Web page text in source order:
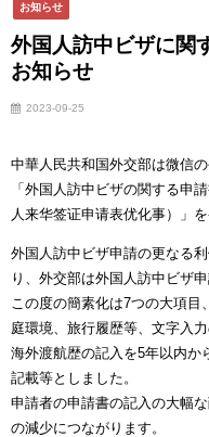
お知らせ
外国人訪中ビザに関
お知らせ
2023-09-25
中華人民共和国外交部は微信
「外国人訪中ビザの関する申
人来华签证申请表优化事）」
外国人訪中ビザ申請の更なる
り、外交部は外国人訪中ビザ
この度の簡素化は7つの大項
庭環境、旅行履歴等、文字入
海外渡航歴の記入を5年以内か
記載等としました。
申請者の申請書の記入の大幅
の減少につながります。